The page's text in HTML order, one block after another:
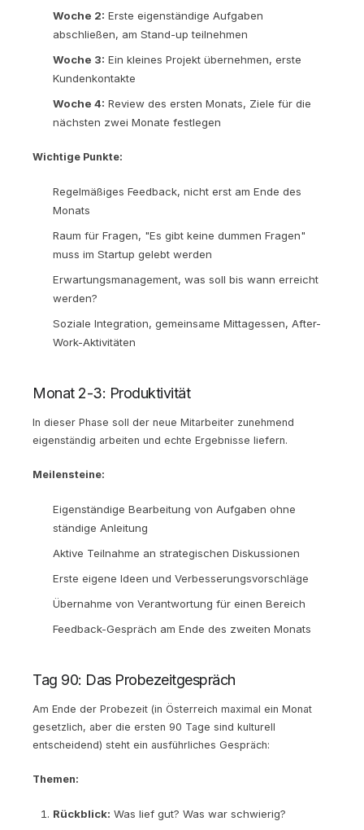
Woche 2: Erste eigenständige Aufgaben
abschließen, am Stand-up teilnehmen
Woche 3: Ein kleines Projekt übernehmen, erste
Kundenkontakte
Woche 4: Review des ersten Monats, Ziele für die
nächsten zwei Monate festlegen
Wichtige Punkte:
Regelmäßiges Feedback, nicht erst am Ende des
Monats
Raum für Fragen, "Es gibt keine dummen Fragen"
muss im Startup gelebt werden
Erwartungsmanagement, was soll bis wann erreicht
werden?
Soziale Integration, gemeinsame Mittagessen, After-
Work-Aktivitäten
Monat 2-3: Produktivität
In dieser Phase soll der neue Mitarbeiter zunehmend
eigenständig arbeiten und echte Ergebnisse liefern.
Meilensteine:
Eigenständige Bearbeitung von Aufgaben ohne
ständige Anleitung
Aktive Teilnahme an strategischen Diskussionen
Erste eigene Ideen und Verbesserungsvorschläge
Übernahme von Verantwortung für einen Bereich
Feedback-Gespräch am Ende des zweiten Monats
Tag 90: Das Probezeitgespräch
Am Ende der Probezeit (in Österreich maximal ein Monat
gesetzlich, aber die ersten 90 Tage sind kulturell
entscheidend) steht ein ausführliches Gespräch:
Themen:
Rückblick: Was lief gut? Was war schwierig?